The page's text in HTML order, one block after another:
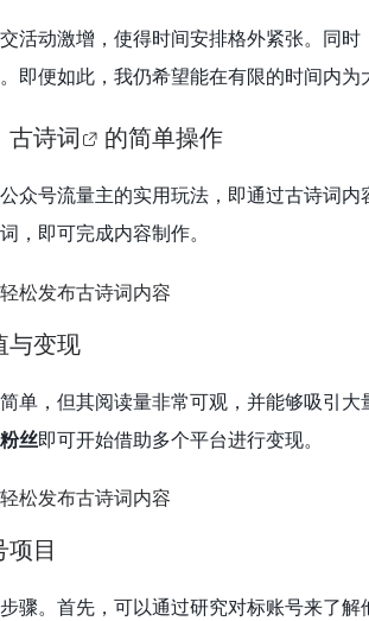
活动激增，使得时间安排格外紧张。同
即便如此，我仍希望能在有限的时间内为
古诗词 的简单操作
众号流量主的实用玩法，即通过古诗词
，即可完成内容制作。
与变现
单，但其阅读量非常可观，并能够吸引
丝即可开始借助多个平台进行变现。
目
骤。首先，可以通过研究对标账号来了